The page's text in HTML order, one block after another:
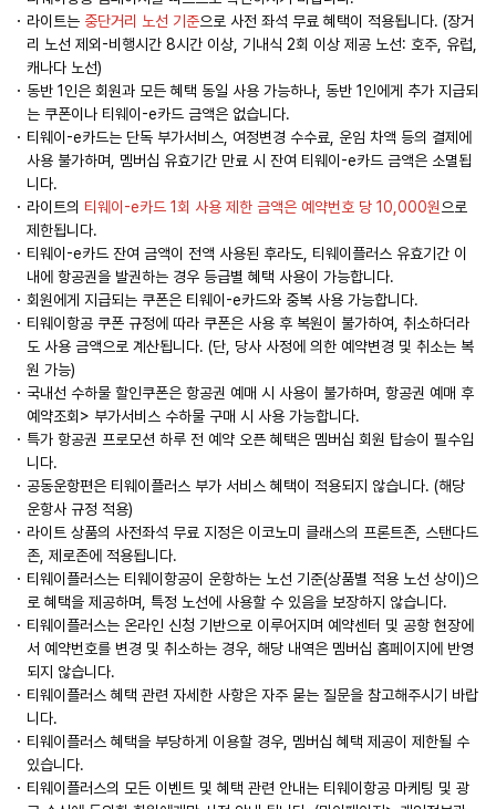
라이트는 중단거리 노선 기준으로 사전 좌석 무료 혜택이 적용됩니다. (장거
리 노선 제외-비행시간 8시간 이상, 기내식 2회 이상 제공 노선: 호주, 유럽,
캐나다 노선)
동반 1인은 회원과 모든 혜택 동일 사용 가능하나, 동반 1인에게 추가 지급되
는 쿠폰이나 티웨이-e카드 금액은 없습니다.
티웨이-e카드는 단독 부가서비스, 여정변경 수수료, 운임 차액 등의 결제에
사용 불가하며, 멤버십 유효기간 만료 시 잔여 티웨이-e카드 금액은 소멸됩
니다.
라이트의 티웨이-e카드 1회 사용 제한 금액은 예약번호 당 10,000원 으로
제한됩니다.
티웨이-e카드 잔여 금액이 전액 사용된 후라도, 티웨이플러스 유효기간 이
내에 항공권을 발권하는 경우 등급별 혜택 사용이 가능합니다.
회원에게 지급되는 쿠폰은 티웨이-e카드와 중복 사용 가능합니다.
티웨이항공 쿠폰 규정에 따라 쿠폰은 사용 후 복원이 불가하여, 취소하더라
도 사용 금액으로 계산됩니다. (단, 당사 사정에 의한 예약변경 및 취소는 복
원 가능)
국내선 수하물 할인쿠폰은 항공권 예매 시 사용이 불가하며, 항공권 예매 후
예약조회> 부가서비스 수하물 구매 시 사용 가능합니다.
특가 항공권 프로모션 하루 전 예약 오픈 혜택은 멤버십 회원 탑승이 필수입
니다.
공동운항편은 티웨이플러스 부가 서비스 혜택이 적용되지 않습니다. (해당
운항사 규정 적용)
라이트 상품의 사전좌석 무료 지정은 이코노미 클래스의 프론트존, 스탠다드
존, 제로존에 적용됩니다.
티웨이플러스는 티웨이항공이 운항하는 노선 기준(상품별 적용 노선 상이)으
로 혜택을 제공하며, 특정 노선에 사용할 수 있음을 보장하지 않습니다.
티웨이플러스는 온라인 신청 기반으로 이루어지며 예약센터 및 공항 현장에
서 예약번호를 변경 및 취소하는 경우, 해당 내역은 멤버십 홈페이지에 반영
되지 않습니다.
티웨이플러스 혜택 관련 자세한 사항은 자주 묻는 질문을 참고해주시기 바랍
니다.
티웨이플러스 혜택을 부당하게 이용할 경우, 멤버십 혜택 제공이 제한될 수
있습니다.
티웨이플러스의 모든 이벤트 및 혜택 관련 안내는 티웨이항공 마케팅 및 광